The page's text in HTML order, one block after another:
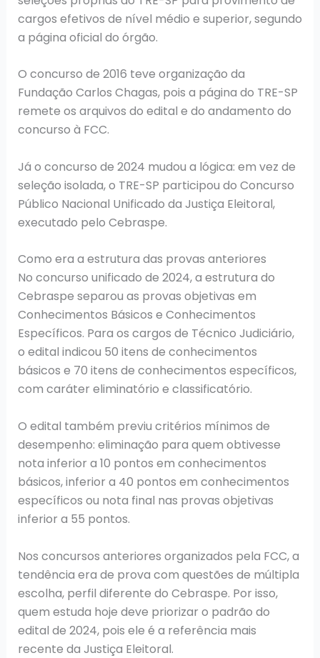
cargos efetivos de nível médio e superior, segundo
a página oficial do órgão.
O concurso de 2016 teve organização da
Fundação Carlos Chagas, pois a página do TRE-SP
remete os arquivos do edital e do andamento do
concurso à FCC.
Já o concurso de 2024 mudou a lógica: em vez de
seleção isolada, o TRE-SP participou do Concurso
Público Nacional Unificado da Justiça Eleitoral,
executado pelo Cebraspe.
Como era a estrutura das provas anteriores
No concurso unificado de 2024, a estrutura do
Cebraspe separou as provas objetivas em
Conhecimentos Básicos e Conhecimentos
Específicos. Para os cargos de Técnico Judiciário,
o edital indicou 50 itens de conhecimentos
básicos e 70 itens de conhecimentos específicos,
com caráter eliminatório e classificatório.
O edital também previu critérios mínimos de
desempenho: eliminação para quem obtivesse
nota inferior a 10 pontos em conhecimentos
básicos, inferior a 40 pontos em conhecimentos
específicos ou nota final nas provas objetivas
inferior a 55 pontos.
Nos concursos anteriores organizados pela FCC, a
tendência era de prova com questões de múltipla
escolha, perfil diferente do Cebraspe. Por isso,
quem estuda hoje deve priorizar o padrão do
edital de 2024, pois ele é a referência mais
recente da Justiça Eleitoral.